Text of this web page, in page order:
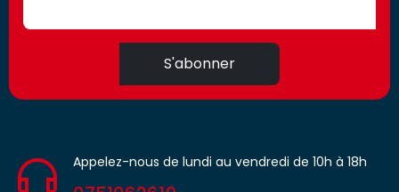
S'abonner
Appelez-nous de lundi au vendredi de 10h à 18h